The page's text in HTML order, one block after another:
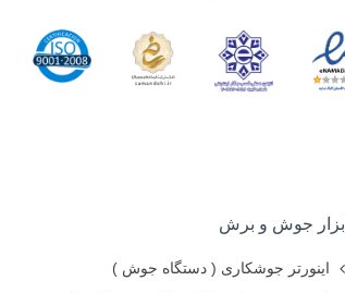
ابزار جوش و برش
اینورتر جوشکاری ( دستگاه جوش )